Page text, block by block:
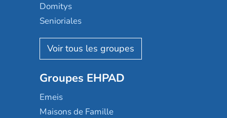
Domitys
Senioriales
Nohée
Les Résidentiels
Mobicap
Domusvi
Happy Senior
Groupes EHPAD
Emeis
Maisons de Famille